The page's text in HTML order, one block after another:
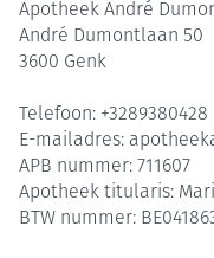
Apotheek André
André Dumontlaan 50
3600 Genk
Telefoon: +3289380428
E-mailadres:
APB nummer: 711607
Apotheek titularis:
BTW nummer: